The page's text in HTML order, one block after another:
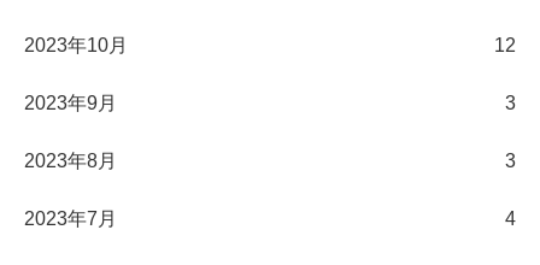
2023年10月 12
2023年9月 3
2023年8月 3
2023年7月 4